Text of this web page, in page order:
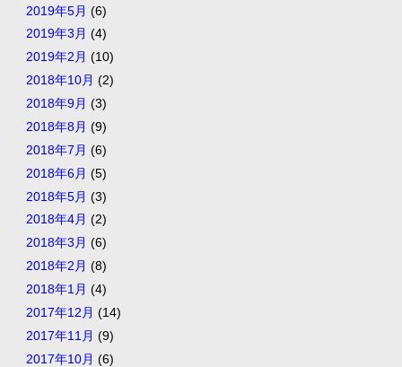
2019年5月 (6)
2019年3月 (4)
2019年2月 (10)
2018年10月 (2)
2018年9月 (3)
2018年8月 (9)
2018年7月 (6)
2018年6月 (5)
2018年5月 (3)
2018年4月 (2)
2018年3月 (6)
2018年2月 (8)
2018年1月 (4)
2017年12月 (14)
2017年11月 (9)
2017年10月 (6)